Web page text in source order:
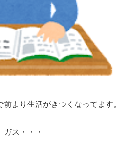
より生活がきつくなってます。
ス・・・